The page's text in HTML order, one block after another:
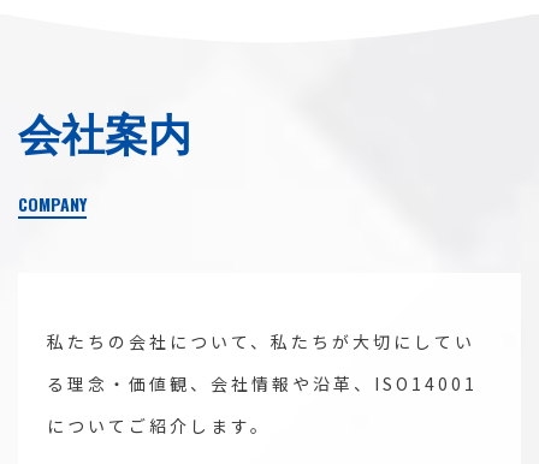
会社案内
COMPANY
私たちの会社について、私たちが大切にしてい
る理念・価値観、会社情報や沿革、ISO14001
についてご紹介します。